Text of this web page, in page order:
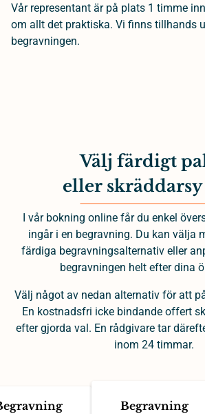
Vår representant är på plats 1 timme
om allt det praktiska. Vi finns tillhands
begravningen.
Välj färdigt
eller
I vår bokning online får du enkel
ingår i en begravning. Du kan välja
färdiga begravningsalternativ eller
begravningen helt efter dina
Välj något av nedan alternativ för att
En kostnadsfri icke bindande offert
efter gjorda val. En rådgivare tar
inom 24 timmar.
Begravning